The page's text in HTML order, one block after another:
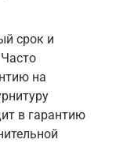
срок и
на
в гарантию